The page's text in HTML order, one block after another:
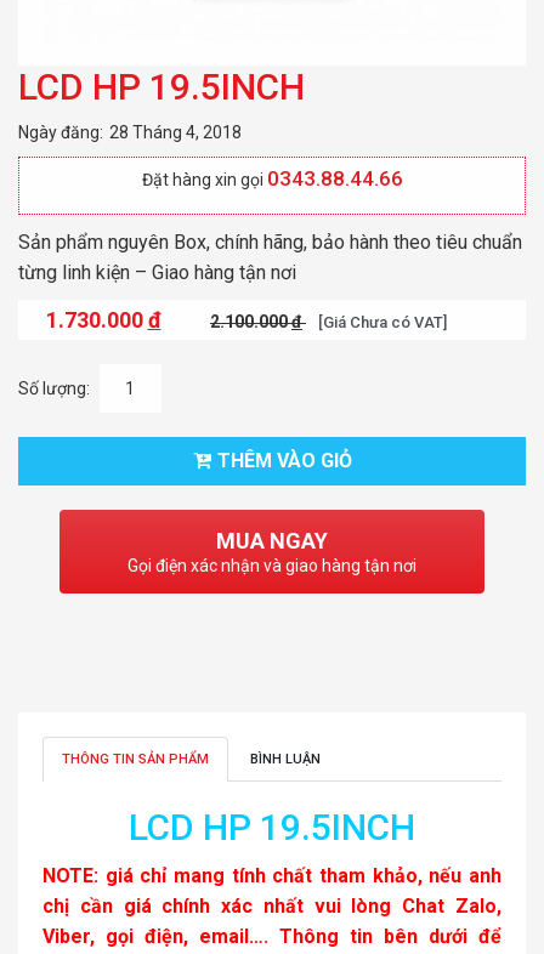
LCD HP 19.5INCH
Ngày đăng: 28 Tháng 4, 2018
Đặt hàng xin gọi 0343.88.44.66
Sản phẩm nguyên Box, chính hãng, bảo hành theo tiêu chuẩn
từng linh kiện – Giao hàng tận nơi
1.730.000đ 2.100.000đ [Giá Chưa có VAT]
Số lượng:
THÊM VÀO GIỎ
MUA NGAY
Gọi điện xác nhận và giao hàng tận nơi
THÔNG TIN SẢN PHẨM BÌNH LUẬN
LCD HP 19.5INCH
NOTE: giá chỉ mang tính chất tham khảo, nếu anh
chị cần giá chính xác nhất vui lòng Chat Zalo,
Viber, gọi điện, email…. Thông tin bên dưới để